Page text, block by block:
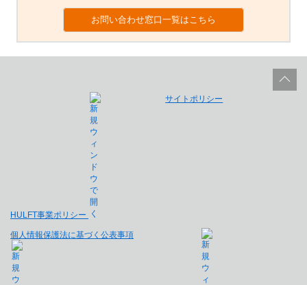
お問い合わせ窓口一覧はこちら
HULFT事業ポリシー
サイトポリシー
個人情報保護法に基づく公表事項